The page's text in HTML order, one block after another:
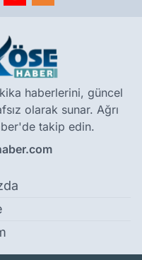
haberlerini, güncel
olarak sunar. Ağrı
takip edin.